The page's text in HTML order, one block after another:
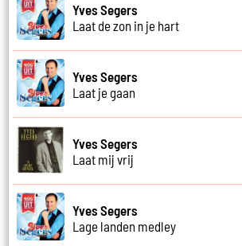
Yves Segers
Laat de zon in je hart
Yves Segers
Laat je gaan
Yves Segers
Laat mij vrij
Yves Segers
Lage landen medley